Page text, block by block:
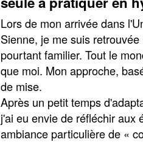
Lors de mon arrivée dans
Sienne, je me suis
pourtant familier. Tout le
que moi. Mon approche,
de mise.
Après un petit temps
j'ai eu envie de réfléchir aux
ambiance particulière de «